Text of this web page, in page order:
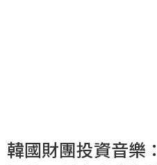
韓國財團投資音樂